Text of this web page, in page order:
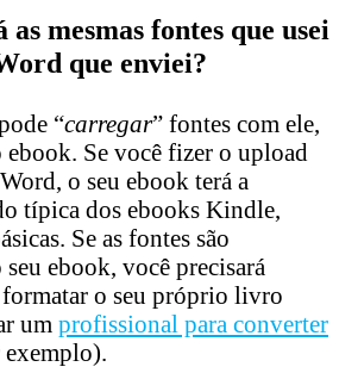
mesmas fontes que usei
que enviei?
“carregar” fontes com ele,
Se você fizer o upload
o seu ebook terá a
típica dos ebooks Kindle,
Se as fontes são
ebook, você precisará
o seu próprio livro
um profissional para converter